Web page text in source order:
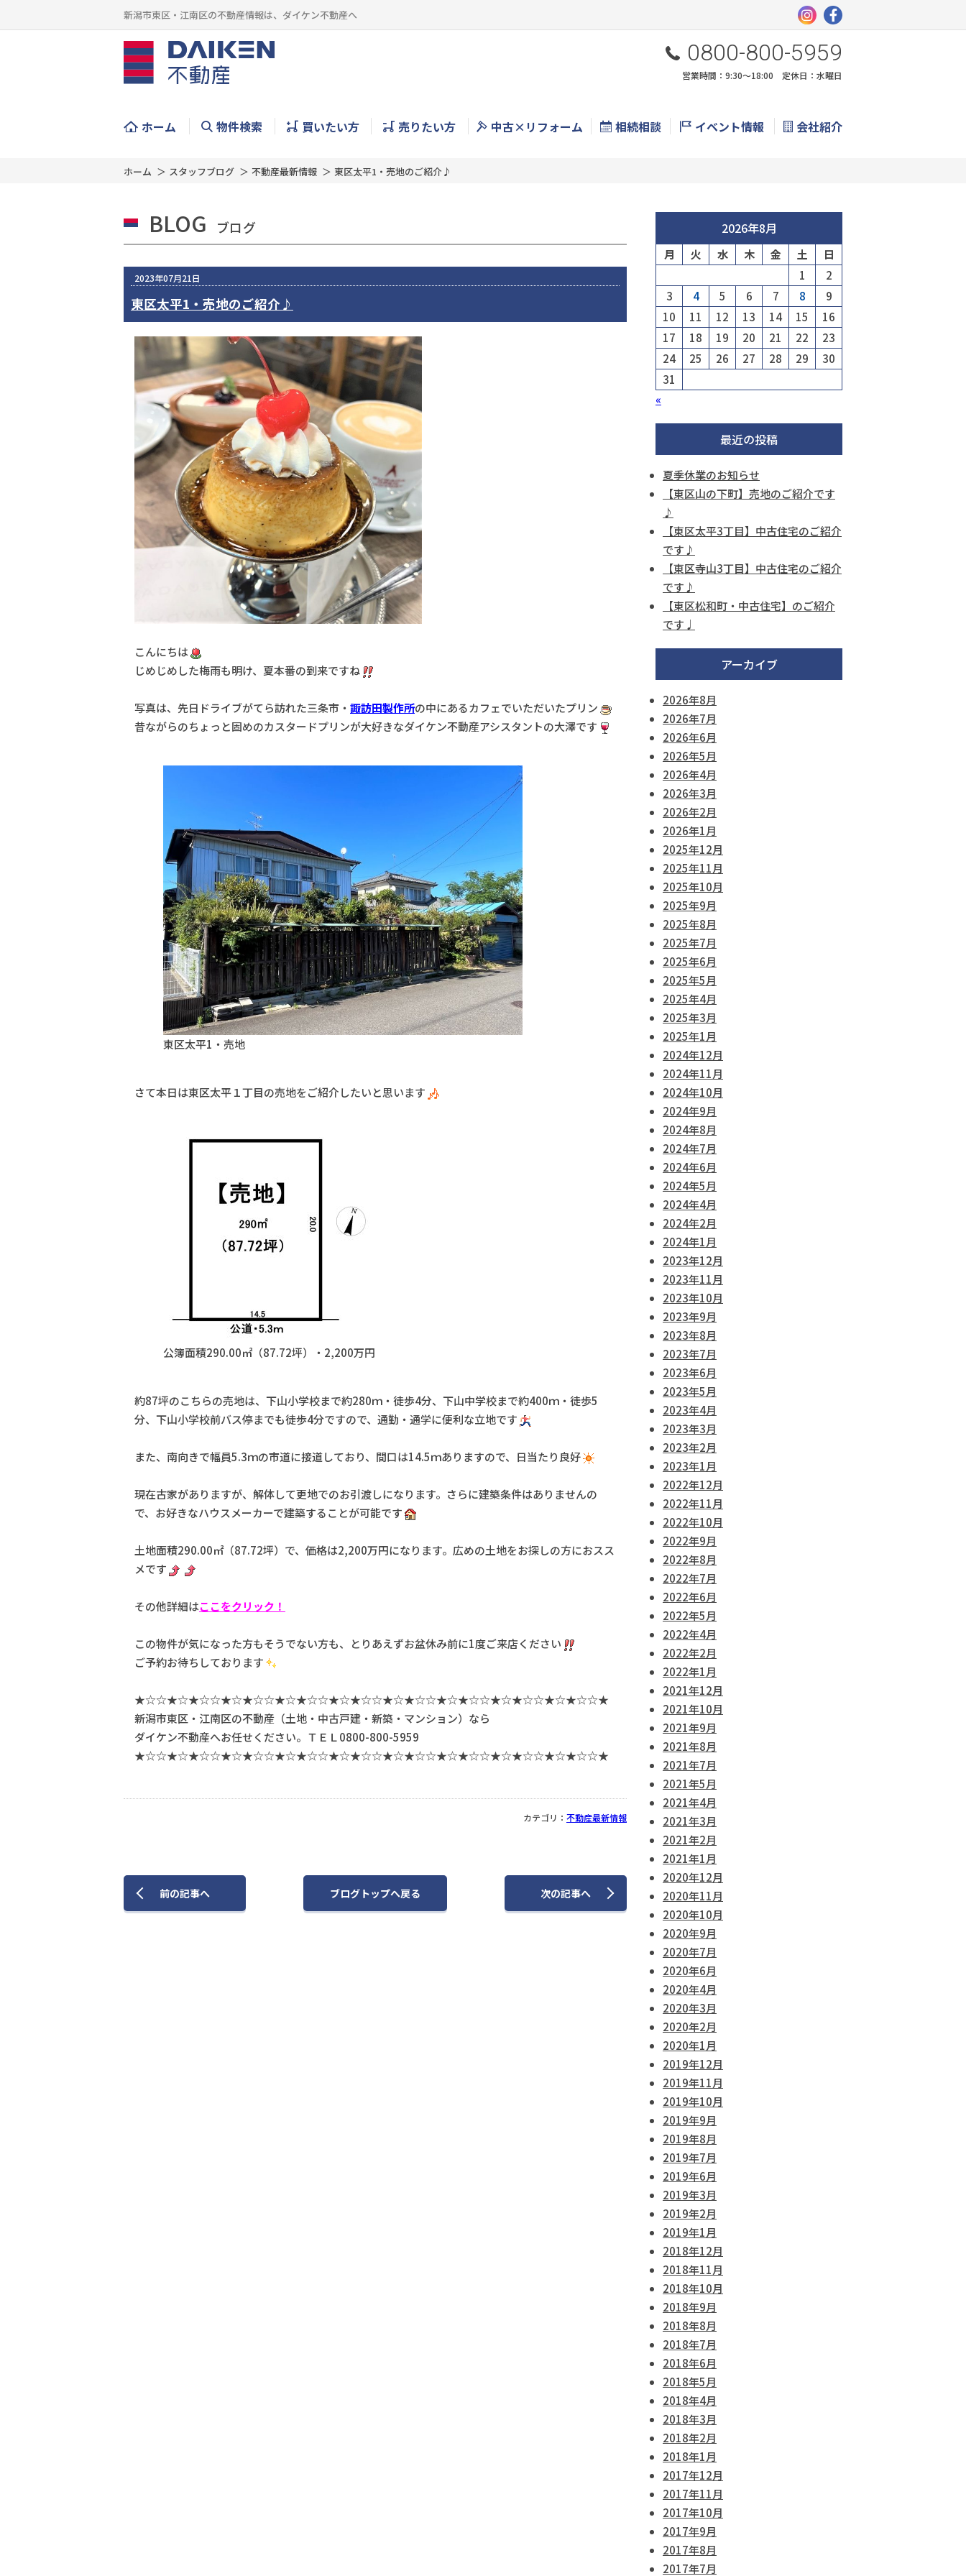
新潟市東区・江南区の不動産情報は、ダイケン不動産へ
0800-800-5959
営業時間：9:30〜18:00 定休日：水曜日
ホーム 物件検索 買いたい方 売りたい方 中古×リフォーム 相続相談 イベント情報 会社紹介
ホーム スタッフブログ 不動産最新情報 東区太平1・売地のご紹介♪
BLOG ブログ
2023年07月21日
東区太平1・売地のご紹介♪
こんにちは
じめじめした梅雨も明け、夏本番の到来ですね
写真は、先日ドライブがてら訪れた三条市・ 諏訪田製作所の中にあるカフェでいただいたプリン
昔ながらのちょっと固めのカスタードプリンが大好きなダイケン不動産アシスタントの大澤です
東区太平1・売地
さて本日は東区太平１丁目の売地をご紹介したいと思います
公簿面積290.00㎡（87.72坪）・2,200万円
約87坪のこちらの売地は、下山小学校まで約280ｍ・徒歩4分、下山中学校まで約400ｍ・徒歩5
分、下山小学校前バス停までも徒歩4分ですので、通勤・通学に便利な立地です
また、南向きで幅員5.3ｍの市道に接道しており、間口は14.5ｍありますので、日当たり良好
現在古家がありますが、解体して更地でのお引渡しになります。さらに建築条件はありませんの
で、お好きなハウスメーカーで建築することが可能です
土地面積290.00㎡（87.72坪）で、価格は2,200万円になります。広めの土地をお探しの方におスス
メです
その他詳細はここをクリック！
この物件が気になった方もそうでない方も、とりあえずお盆休み前に1度ご来店ください
ご予約お待ちしております
★☆☆★☆★☆☆★☆★☆☆★☆★☆☆★☆★☆☆★☆★☆☆★☆★☆☆★☆★☆☆★☆★☆☆★
新潟市東区・江南区の不動産（土地・中古戸建・新築・マンション）なら
ダイケン不動産へお任せください。ＴＥＬ0800-800-5959
★☆☆★☆★☆☆★☆★☆☆★☆★☆☆★☆★☆☆★☆★☆☆★☆★☆☆★☆★☆☆★☆★☆☆★
カテゴリ： 不動産最新情報
前の記事へ ブログトップへ戻る 次の記事へ
2026年8月
月 火 水 木 金 土
日
1
2
3
4 5 6 7 8
9
10
11 12 13 14 15
16
17
18 19 20 21 22
23
24
25 26 27 28 29
30
31
«
最近の投稿
夏季休業のお知らせ
【東区山の下町】売地のご紹介です
♪
【東区太平3丁目】中古住宅のご紹介
です♪
【東区寺山3丁目】中古住宅のご紹介
です♪
【東区松和町・中古住宅】のご紹介
です♩
アーカイブ
2026年8月
2026年7月
2026年6月
2026年5月
2026年4月
2026年3月
2026年2月
2026年1月
2025年12月
2025年11月
2025年10月
2025年9月
2025年8月
2025年7月
2025年6月
2025年5月
2025年4月
2025年3月
2025年1月
2024年12月
2024年11月
2024年10月
2024年9月
2024年8月
2024年7月
2024年6月
2024年5月
2024年4月
2024年2月
2024年1月
2023年12月
2023年11月
2023年10月
2023年9月
2023年8月
2023年7月
2023年6月
2023年5月
2023年4月
2023年3月
2023年2月
2023年1月
2022年12月
2022年11月
2022年10月
2022年9月
2022年8月
2022年7月
2022年6月
2022年5月
2022年4月
2022年2月
2022年1月
2021年12月
2021年10月
2021年9月
2021年8月
2021年7月
2021年5月
2021年4月
2021年3月
2021年2月
2021年1月
2020年12月
2020年11月
2020年10月
2020年9月
2020年7月
2020年6月
2020年4月
2020年3月
2020年2月
2020年1月
2019年12月
2019年11月
2019年10月
2019年9月
2019年8月
2019年7月
2019年6月
2019年3月
2019年2月
2019年1月
2018年12月
2018年11月
2018年10月
2018年9月
2018年8月
2018年7月
2018年6月
2018年5月
2018年4月
2018年3月
2018年2月
2018年1月
2017年12月
2017年11月
2017年10月
2017年9月
2017年8月
2017年7月